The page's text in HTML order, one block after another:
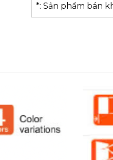
*: Sản phẩm bán